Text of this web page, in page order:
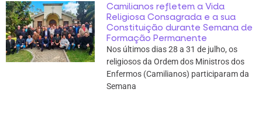
Camilianos refletem a Vida
Religiosa Consagrada e a sua
Constituição durante Semana de
Formação Permanente
Nos últimos dias 28 a 31 de julho, os
religiosos da Ordem dos Ministros dos
Enfermos (Camilianos) participaram da
Semana